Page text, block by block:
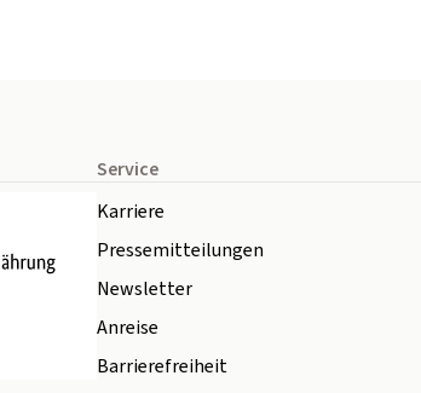
Service
Karriere
Pressemitteilungen
Newsletter
Anreise
Barrierefreiheit